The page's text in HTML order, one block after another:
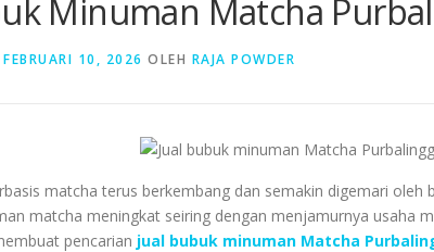
Minuman Matcha
FEBRUARI 10, 2026 OLEH RAJA POWDER
matcha terus berkembang dan semakin digemari oleh
matcha meningkat seiring dengan menjamurnya usaha
pencarian jual bubuk minuman Matcha